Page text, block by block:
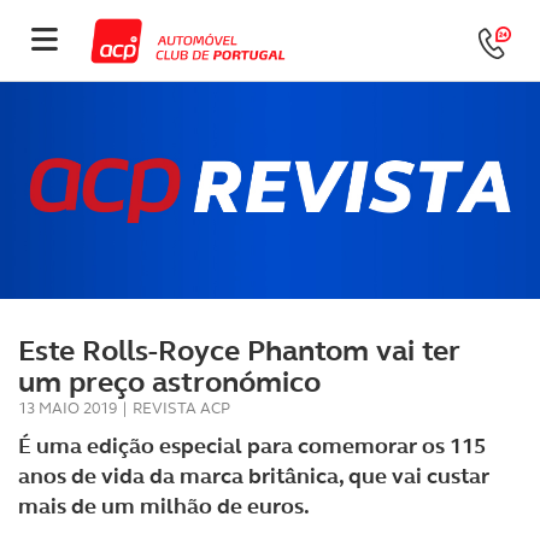
Este Rolls-Royce Phantom vai ter
um preço astronómico
13 MAIO 2019 | REVISTA ACP
É uma edição especial para comemorar os 115
anos de vida da marca britânica, que vai custar
mais de um milhão de euros.